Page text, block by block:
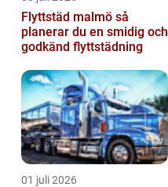
Flyttstäd malmö så
planerar du en smidig och
godkänd flyttstädning
01 juli 2026